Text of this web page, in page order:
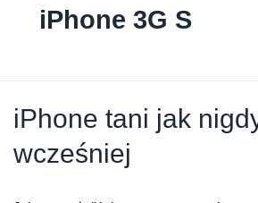
iPhone 3G S
iPhone tani jak
wcześniej